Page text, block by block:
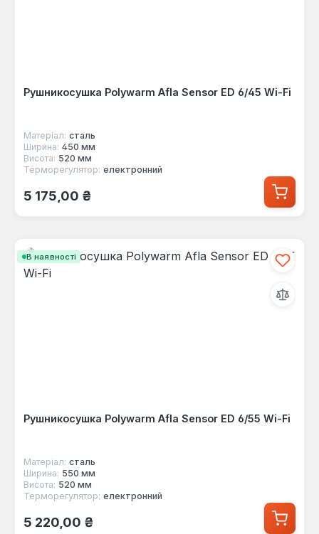
Рушникосушка Polywarm Afla Sensor ED 6/45 Wi-Fi
Матеріал: сталь
Ширина: 450 мм
Висота: 520 мм
Терморегулятор: електронний
Звичайна ціна:
5 175,00 ₴
В наявності
Рушникосушка Polywarm Afla Sensor ED 6/55 Wi-Fi
Матеріал: сталь
Ширина: 550 мм
Висота: 520 мм
Терморегулятор: електронний
Звичайна ціна:
5 220,00 ₴